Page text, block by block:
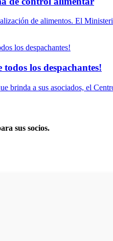
de alimentos. El
los despachantes!
brinda a sus asociados, el
sus socios.